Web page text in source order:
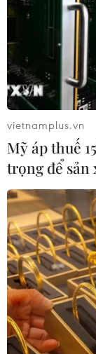
vietnamplus.vn
Mỹ áp thuế
trọng để sản